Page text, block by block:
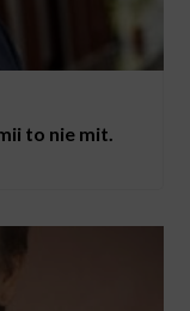
to nie mit.